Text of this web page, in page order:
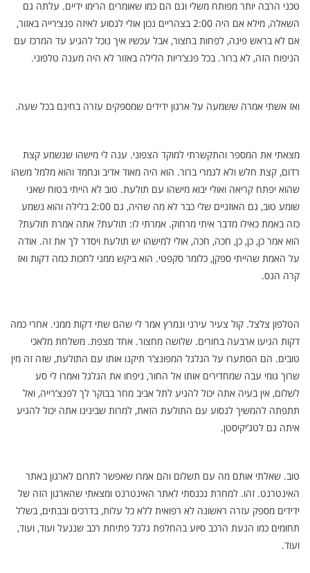
טכני הרבה יותר מפותח משלי וגם הם כמו שאומרים הרימו ידיים. עלתה גם
השאלה, מילא אם היה 2:00 בצהריים נכון אולי לנסוע לאיזה פנצ׳רייה באזור,
אם לא בראש פינה, לפחות בחצור, אבל עכשיו איך נוכל להגיע עד המרכז עם
הניפוח הזה, לא ברור. בכל פנצ’ריות הלילה באזור לא היה מענה טלפוני.
ואז אשתי אמרה ששמעה על ארגון ידידים שמספקים עזרה בחינם בכל שעה.
מצאתי את המספר והתקשרתי למוקד הצפוני. ענה לי מישהו שנשמע קצת
רדום, קצת חלש ולא לגמרי ברור. הוא היה מאוד אדיב ונחמד והוא מלמל משהו
שהוא יפתח קריאה ואולי יבוא מישהו עם תולעת. טוב לא הייתי בטוח שאני
שומע טוב, גם האוזניים שלי כבר לא מה שהיה, גם 2:00 בלילה והוא נשמע
כזה באמת כאילו מדבר איתי מרחוק. אמרתי לו: תולעת? אתה אמרת תולעת?
הוא אמר כן, כן, כן, חכה, חכה, אולי למישהו יש תולעת ויסדר לך את זה. אודה
על האמת שהייתי ספקן, כלומר סקפטי. הוא ביקש ממני לחכות כמה דקות ואז
קרה הנס.
הטלפון צלצל. קול צעיר עירני ונמרץ אמר לי שהם שתי דקות ממני. אחרי כמה
דקות הגיעו ארבעה בחורים. שלושה מחצור. אחד מצפת. משלחת מלאכי
טובים. הם הסתערו על הגלגל המפונצ’ר תיקנו אותו עם התולעת, שזה זה מין
שרוך גומי עבה שמחדירים אותו אל החור, ניפחו את הגלגל ואמרו לי סע
לשלום, אין בעיה אתה יכול להגיע לתל אביב מחר בבוקר לך לפנצ’רייה, ואל
תתפתה להמשיך לנסוע עם התולעת הזאת, למרות שבינינו אתה יכול להגיע
איתה גם לטג’יקיסטן.
טוב. שאלתי אותם מה עם תשלום והם אמרו שאפשר לתרום לארגון באתר
האינטרנט. זהו. למחרת נכנסתי לאתר האינטרנט ומצאתי שהארגון הזה של
ידידים מספק עזרה ראשונה לא רפואית ללא כל עלות, בדרכים ובבתים, בשלל
תחומים כמו הנעת הרכב סיוע בהחלפת גלגל פתיחת רכב שננעל ועוד, ועוד,
ועוד.